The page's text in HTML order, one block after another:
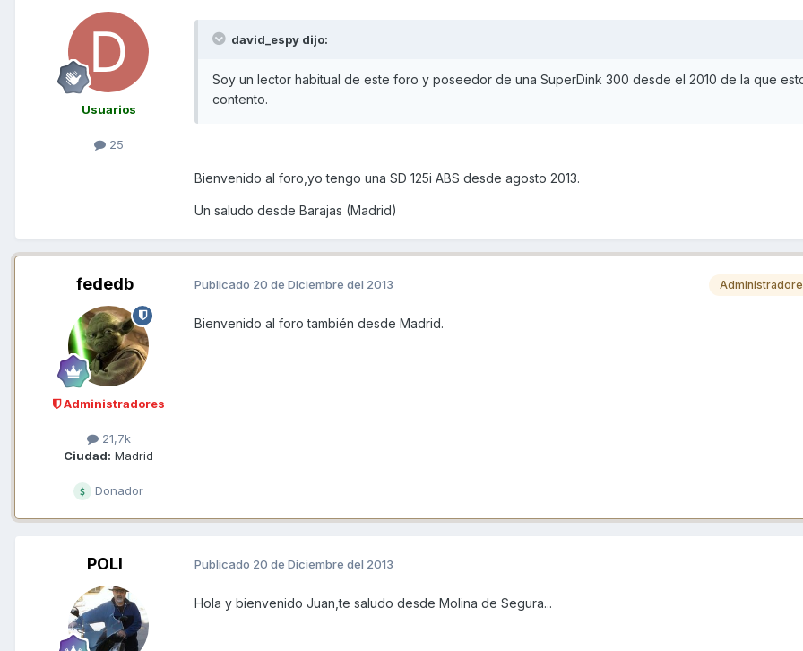
Usuarios
25
david_espy dijo:
Soy un lector habitual de este foro y poseedor de una SuperDink 300 desde el 2010 de la que
contento.
Bienvenido al foro,yo tengo una SD 125i ABS desde agosto 2013.
Un saludo desde Barajas (Madrid)
fededb
Administradores
21,7k
Ciudad: Madrid
Donador
Publicado 20 de Diciembre del 2013
Bienvenido al foro también desde Madrid.
POLI Publicado 20 de Diciembre del 2013
Hola y bienvenido Juan,te saludo desde Molina de Segura...